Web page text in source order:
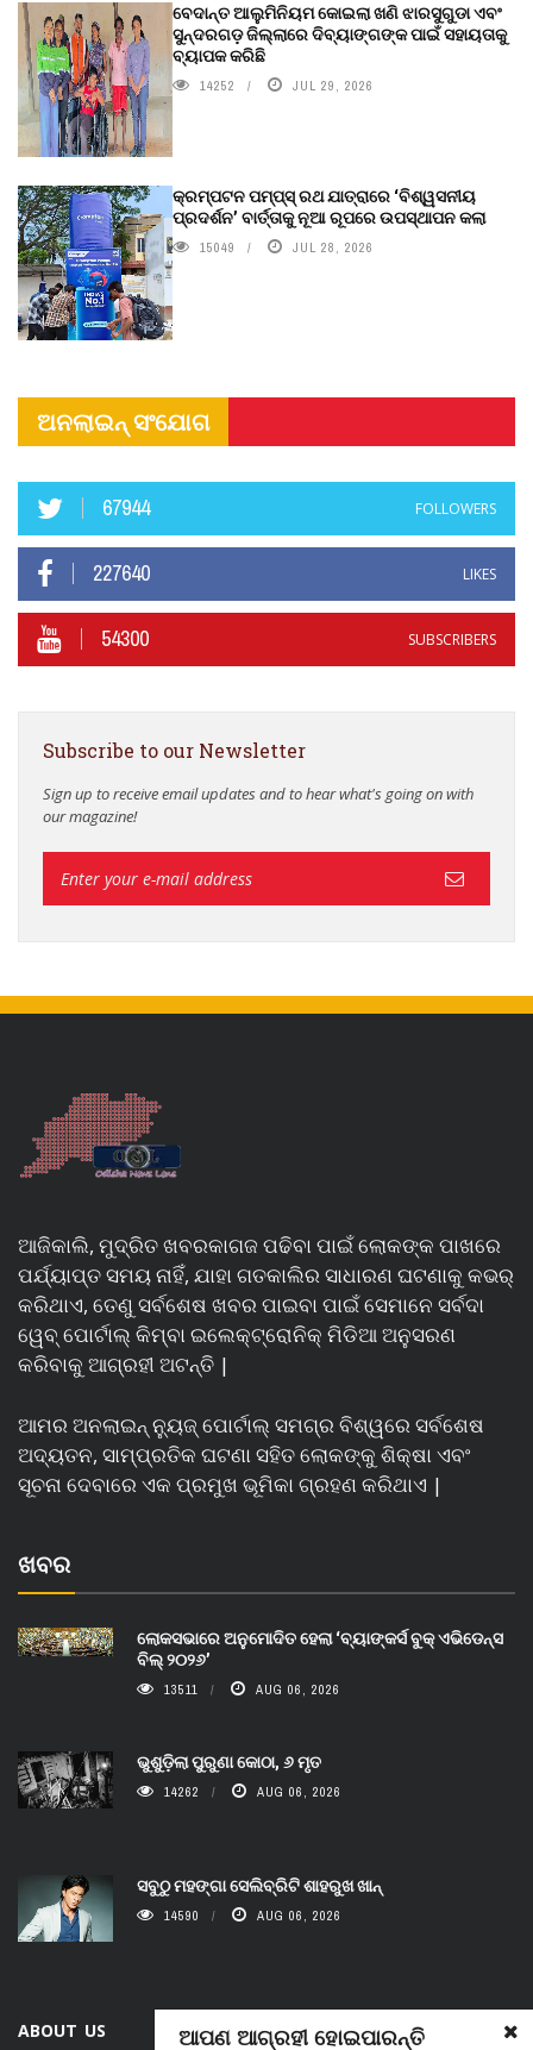
ଆପଣ ଆଗ୍ରହୀ ହୋଇପାରନ୍ତି
ବେଦାନ୍ତ ଆଲୁମିନିୟମ କୋଇଲା ଖଣି ଝାରସୁଗୁଡା ଏବଂ
ସୁନ୍ଦରଗଡ଼ ଜିଲ୍ଲାରେ ଦିବ୍ୟାଙ୍ଗଙ୍କ ପାଇଁ ସହାୟତାକୁ
ବ୍ୟାପକ କରିଛି
14252 JUL 29, 2026
କ୍ରମ୍ପଟନ ପମ୍ପ୍‌ସ୍‌ ରଥ ଯାତ୍ରାରେ ‘ବିଶ୍ୱସନୀୟ
ପ୍ରଦର୍ଶନ’ ବାର୍ତ୍ତାକୁ ନୂଆ ରୂପରେ ଉପସ୍ଥାପନ କଲା
15049 JUL 28, 2026
ଅନଲାଇନ୍ ସଂଯୋଗ
67944 FOLLOWERS
227640 LIKES
54300 SUBSCRIBERS
Subscribe to our Newsletter
Sign up to receive email updates and to hear what's going on with
our magazine!
ଆଜିକାଲି, ମୁଦ୍ରିତ ଖବରକାଗଜ ପଢିବା ପାଇଁ ଲୋକଙ୍କ ପାଖରେ
ପର୍ଯ୍ୟାପ୍ତ ସମୟ ନାହିଁ, ଯାହା ଗତକାଲିର ସାଧାରଣ ଘଟଣାକୁ କଭର୍
କରିଥାଏ, ତେଣୁ ସର୍ବଶେଷ ଖବର ପାଇବା ପାଇଁ ସେମାନେ ସର୍ବଦା
ୱେବ୍ ପୋର୍ଟାଲ୍ କିମ୍ବା ଇଲେକ୍ଟ୍ରୋନିକ୍ ମିଡିଆ ଅନୁସରଣ
କରିବାକୁ ଆଗ୍ରହୀ ଅଟନ୍ତି |
ଆମର ଅନଲାଇନ୍ ନ୍ୟୁଜ୍ ପୋର୍ଟାଲ୍ ସମଗ୍ର ବିଶ୍ୱରେ ସର୍ବଶେଷ
ଅଦ୍ୟତନ, ସାମ୍ପ୍ରତିକ ଘଟଣା ସହିତ ଲୋକଙ୍କୁ ଶିକ୍ଷା ଏବଂ
ସୂଚନା ଦେବାରେ ଏକ ପ୍ରମୁଖ ଭୂମିକା ଗ୍ରହଣ କରିଥାଏ |
ଖବର
ଲୋକସଭାରେ ଅନୁମୋଦିତ ହେଲା ‘ବ୍ୟାଙ୍କର୍ସ ବୁକ୍ ଏଭିଡେନ୍ସ
ବିଲ୍ ୨୦୨୬’
13511 AUG 06, 2026
ଭୁଶୁଡ଼ିଲା ପୁରୁଣା କୋଠା, ୬ ମୃତ
14262 AUG 06, 2026
ସବୁଠୁ ମହଙ୍ଗା ସେଲିବ୍ରିଟି ଶାହରୁଖ ଖାନ୍
14590 AUG 06, 2026
ABOUT US